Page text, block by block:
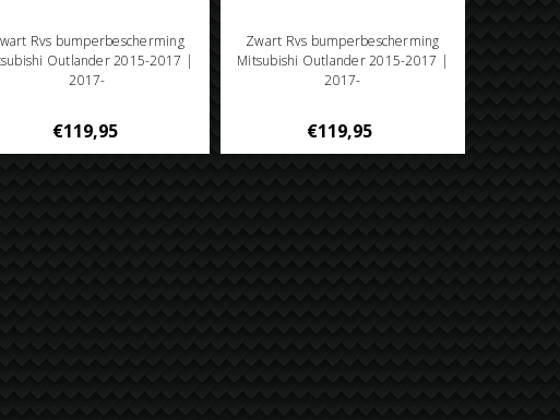
Rvs bumperbescherming
Outlander 2015-2017 |
2017-
€119,95
Zwart Rvs bumperbescherming
Mitsubishi Outlander 2015-2017 |
2017-
€119,95